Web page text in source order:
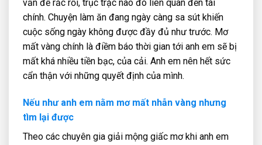
vấn đề rắc rối, trục trặc nào đó liên quan đến tài
chính. Chuyện làm ăn đang ngày càng sa sút khiến
cuộc sống ngày không được đầy đủ như trước. Mơ
mất vàng chính là điềm báo thời gian tới anh em sẽ bị
mất khá nhiều tiền bạc, của cải. Anh em nên hết sức
cẩn thận với những quyết định của mình.
Nếu như anh em nằm mơ mất nhẫn vàng nhưng
tìm lại được
Theo các chuyên gia giải mộng giấc mơ khi anh em